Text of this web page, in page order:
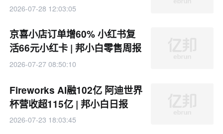
2026-07-28 12:03:05
京喜小店订单增60% 小红书复
活66元小红卡 | 邦小白零售周报
2026-07-27 08:50:10
Fireworks AI融102亿 阿迪世界
杯营收超115亿 | 邦小白日报
2026-07-23 18:03:45